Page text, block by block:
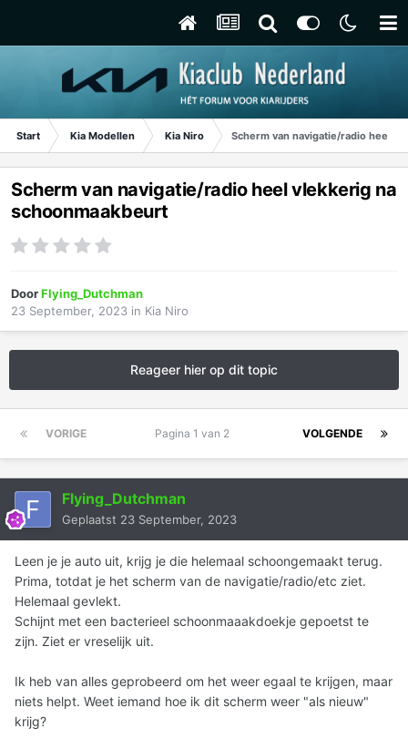
Start Kia Modellen Kia Niro Scherm van navigatie/radio heel
Scherm van navigatie/radio heel vlekkerig na
schoonmaakbeurt
DoorFlying_Dutchman
23 September, 2023 in Kia Niro
Reageer hier op dit topic
VORIGE VOLGENDE
Pagina 1 van 2
Flying_Dutchman
Geplaatst 23 September, 2023
Leen je je auto uit, krijg je die helemaal schoongemaakt terug.
Prima, totdat je het scherm van de navigatie/radio/etc ziet.
Helemaal gevlekt.
Schijnt met een bacterieel schoonmaaakdoekje gepoetst te
zijn. Ziet er vreselijk uit.
Ik heb van alles geprobeerd om het weer egaal te krijgen, maar
niets helpt. Weet iemand hoe ik dit scherm weer "als nieuw"
krijg?